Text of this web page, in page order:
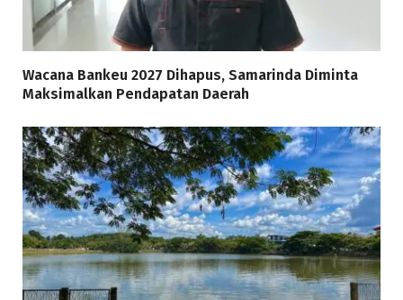
Wacana Bankeu 2027 Dihapus, Samarinda Diminta
Maksimalkan Pendapatan Daerah